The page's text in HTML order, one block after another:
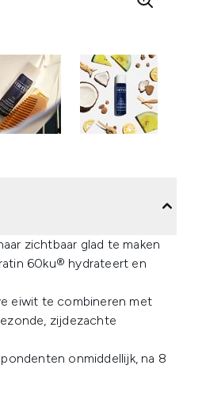
zichtbaar glad te maken
60ku® hydrateert en
eiwit te combineren met
zijdezachte
onmiddellijk, na 8